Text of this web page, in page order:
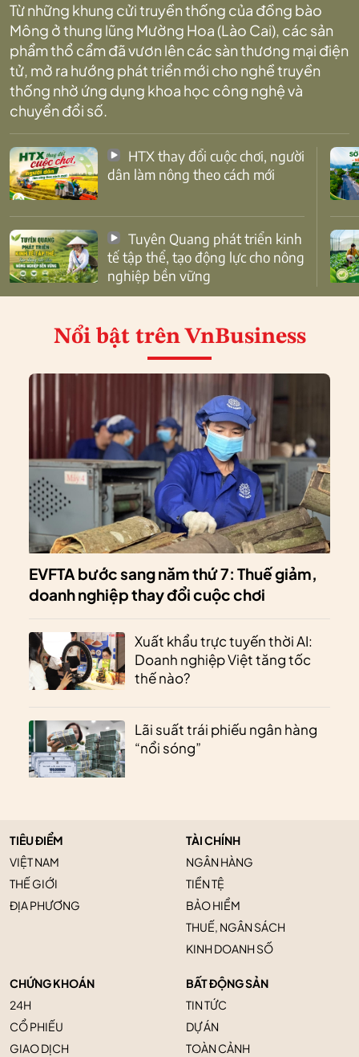
Từ những khung cửi truyền thống của đồng bào
Mông ở thung lũng Mường Hoa (Lào Cai), các sản
phẩm thổ cẩm đã vươn lên các sàn thương mại điện
tử, mở ra hướng phát triển mới cho nghề truyền
thống nhờ ứng dụng khoa học công nghệ và
chuyển đổi số.
dân làm nông theo cách mới
tế tập thể, tạo động lực cho nông
nghiệp bền vững
Nổi bật trên VnBusiness
EVFTA bước sang năm thứ 7: Thuế giảm,
doanh nghiệp thay đổi cuộc chơi
Xuất khẩu trực tuyến thời AI:
Doanh nghiệp Việt tăng tốc
thế nào?
Lãi suất trái phiếu ngân hàng
“nổi sóng”
TIÊU ĐIỂM
VIỆT NAM
THẾ GIỚI
ĐỊA PHƯƠNG
TÀI CHÍNH
NGÂN HÀNG
TIỀN TỆ
BẢO HIỂM
THUẾ, NGÂN SÁCH
KINH DOANH SỐ
CHỨNG KHOÁN
24H
CỔ PHIẾU
GIAO DỊCH
BẤT ĐỘNG SẢN
TIN TỨC
DỰ ÁN
TOÀN CẢNH